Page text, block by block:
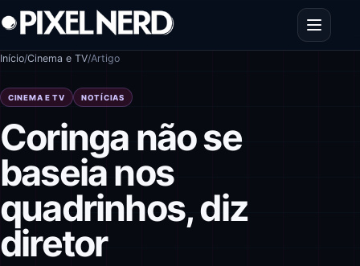
Pular para o conteúdo
Abrir
Início/Cinema e TV/Artigo
CINEMA E TV NOTÍCIAS
Coringa não se
baseia nos
quadrinhos, diz
diretor